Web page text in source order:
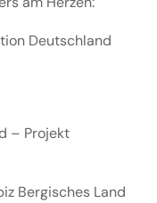
Deutschland
– Projekt
Bergisches Land